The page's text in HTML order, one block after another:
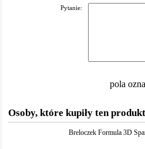
Pytanie:
pola
Osoby, które kupiły ten
Breloczek Formula 3D